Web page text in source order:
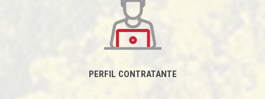
PERFIL CONTRATANTE